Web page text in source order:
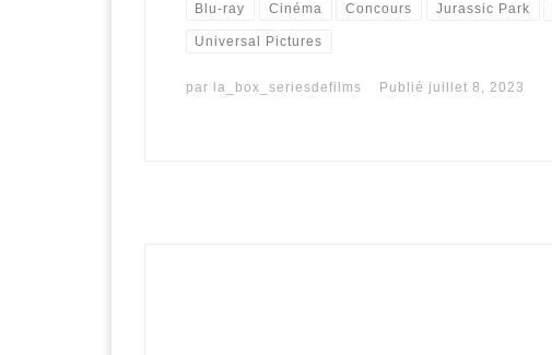
Blu-ray Cinéma Concours Jurassic Park
Universal Pictures
par la_box_seriesdefilms Publié juillet 8, 2023